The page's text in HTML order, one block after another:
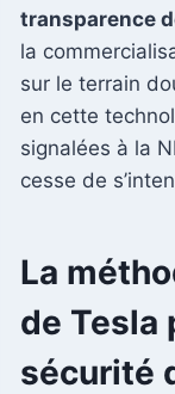
transparence
la
sur le terrain
en cette
signalées à la
cesse de
La
de Tesla
sécurité